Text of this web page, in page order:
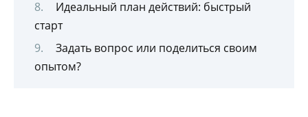
Идеальный план действий: быстрый
старт
Задать вопрос или поделиться своим
опытом?